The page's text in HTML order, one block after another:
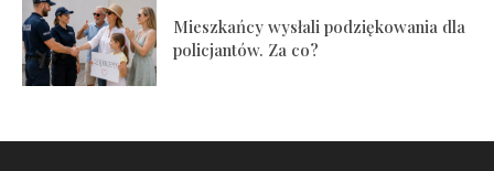
Mieszkańcy wysłali podziękowania dla
policjantów. Za co?